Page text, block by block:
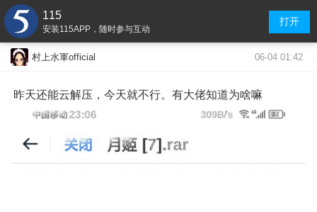
115
安装115APP，随时参与互动
打开
村上水軍official 06-04 01:42
昨天还能云解压，今天就不行。有大佬知道为啥嘛